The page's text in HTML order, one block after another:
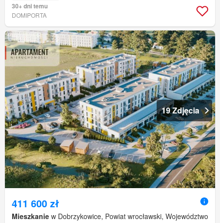
30+ dni temu
DOMIPORTA
19 Zdjęcia
411 600 zł
Mieszkanie w Dobrzykowice, Powiat wrocławski, Województwo